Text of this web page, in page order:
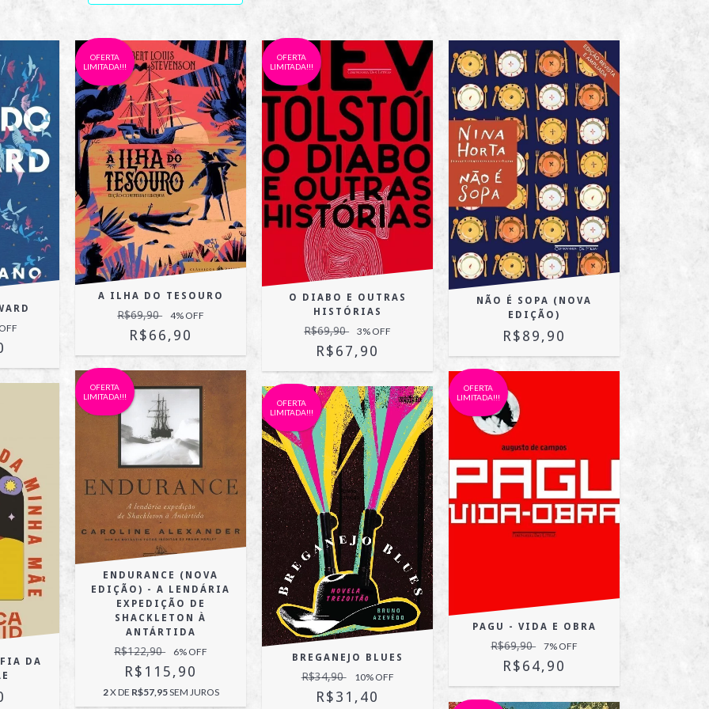
OFERTA
LIMITADA!!!
A ILHA DO TESOURO
R$69,90 4% OFF
R$66,90
OFERTA
LIMITADA!!!
O DIABO E OUTRAS
HISTÓRIAS
R$69,90 3% OFF
R$67,90
NÃO É SOPA (NOVA
EDIÇÃO)
R$89,90
DA
OFERTA
LIMITADA!!!
ENDURANCE (NOVA
EDIÇÃO) - A LENDÁRIA
EXPEDIÇÃO DE
SHACKLETON À
ANTÁRTIDA
R$122,90 6% OFF
R$115,90
2X DE R$57,95SEM JUROS
OFERTA
LIMITADA!!!
BREGANEJO BLUES
R$34,90 10% OFF
R$31,40
OFERTA
LIMITADA!!!
PAGU - VIDA E OBRA
R$69,90 7% OFF
R$64,90